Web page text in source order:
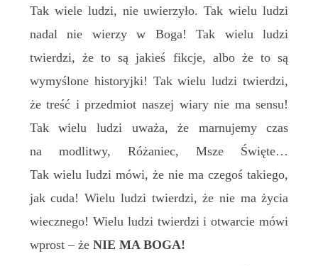
Tak wiele ludzi, nie uwierzyło. Tak wielu ludzi
nadal nie wierzy w Boga! Tak wielu ludzi
twierdzi, że to są jakieś fikcje, alboże to są
wymyślone historyjki! Tak wielu ludzi twierdzi,
żetreść i przedmiot naszej wiary nie masensu!
Tak wielu ludzi uważa, że marnujemy czas
na modlitwy, Różaniec, Msze Święte…
Tak wieluludzi mówi, że nie ma czegoś takiego,
jak cuda! Wielu ludzi twierdzi, że nie ma życia
wiecznego! Wielu ludzi twierdzi i otwarcie mówi
wprost – że NIE MA BOGA!